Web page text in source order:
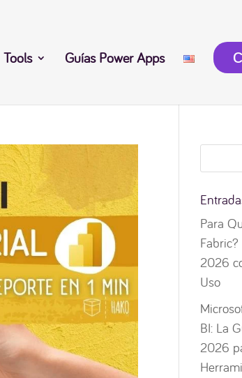
Tools Guías Power Apps
Para
2026
Uso
BI: La
2026